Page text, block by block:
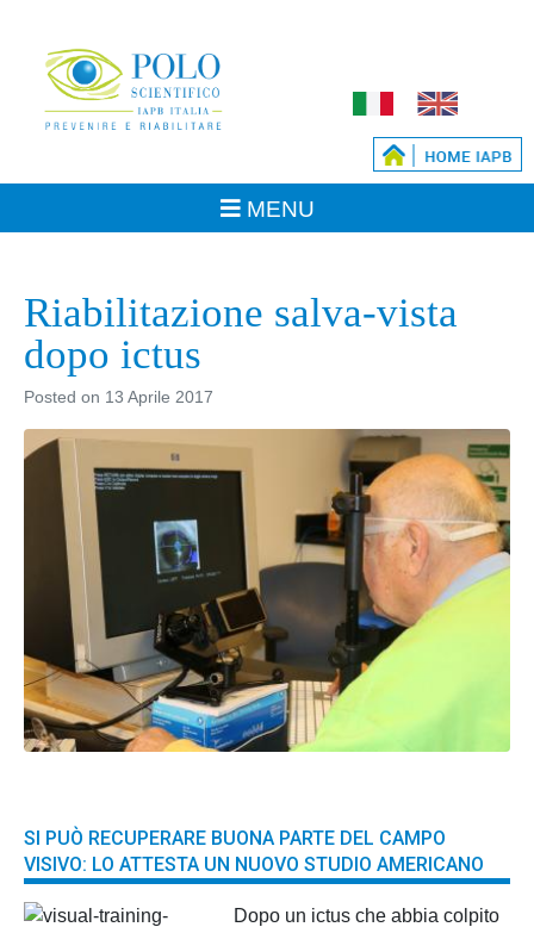
Riabilitazione salva-vista
dopo ictus
Posted on 13 Aprile 2017
SI PUÒ RECUPERARE BUONA PARTE DEL CAMPO
VISIVO: LO ATTESTA UN NUOVO STUDIO AMERICANO
Dopo un ictus che abbia colpito